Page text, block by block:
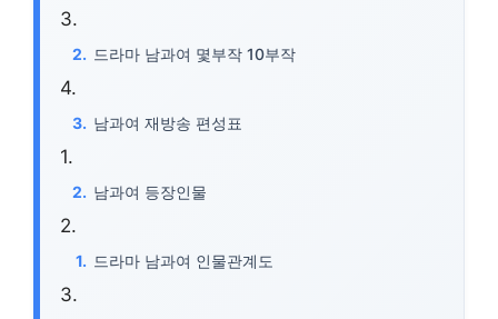
드라마 남과여 몇부작 10부작
남과여 재방송 편성표
남과여 등장인물
드라마 남과여 인물관계도